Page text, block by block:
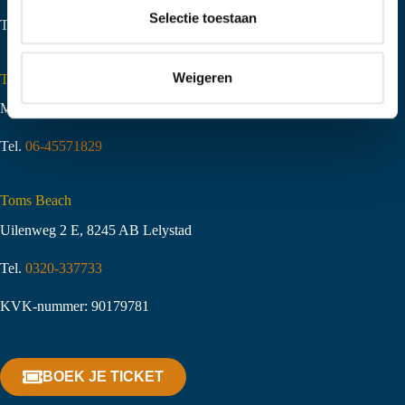
i
Selectie toestaan
Weigeren
Tel.
Toms Creek Appeltern
Molenstraat 10,6629 KJ Appeltern
Tel. 06-45571829
Toms Beach
Uilenweg 2 E, 8245 AB Lelystad
Tel. 0320-337733
KVK-nummer: 90179781
BOEK JE TICKET